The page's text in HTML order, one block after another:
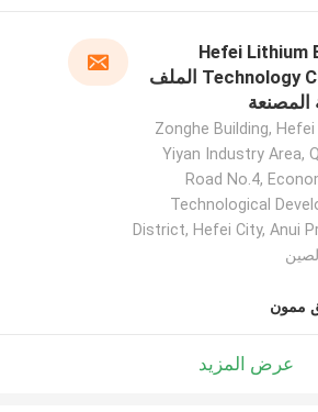
Hefei Lithium
Technology Co., Ltd الملف
المصنعة
301 Zonghe Building, Hefei
Yiyan Industry Area,
Road No.4,
Technological
District, Hefei City, Anui
ممون
عرض المزيد